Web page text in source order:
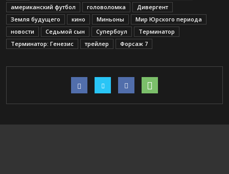
американский футбол
головоломка
Дивергент
Земля будущего
кино Миньоны
Мир Юрского периода
новости
Седьмой сын Супербоул
Терминатор
Терминатор: Генезис
трейлер Форсаж 7